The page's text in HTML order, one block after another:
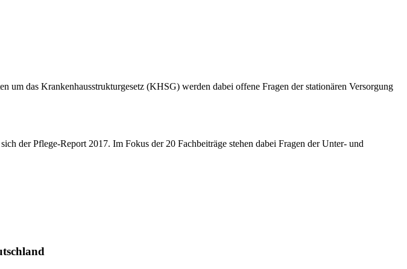
um das Krankenhausstrukturgesetz (KHSG) werden dabei offene Fragen der stationären Versorgung
der Pflege-Report 2017. Im Fokus der 20 Fachbeiträge stehen dabei Fragen der Unter- und